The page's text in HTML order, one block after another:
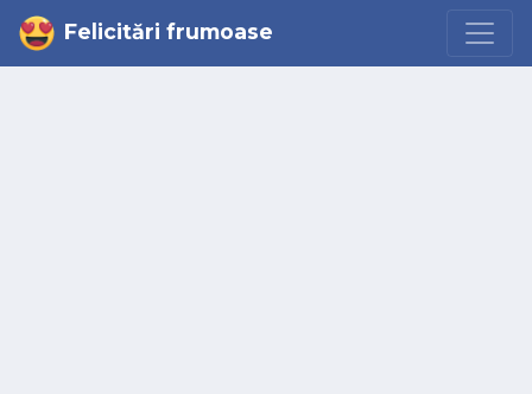
Felicitări frumoase